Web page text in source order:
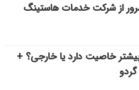
از شرکت خدمات هاستینگ
خاصیت دارد یا خارجی؟ +